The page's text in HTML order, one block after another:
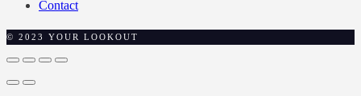
Contact
© 2023 YOUR LOOKOUT